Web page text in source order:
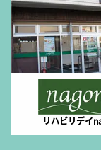
リハビリデイ